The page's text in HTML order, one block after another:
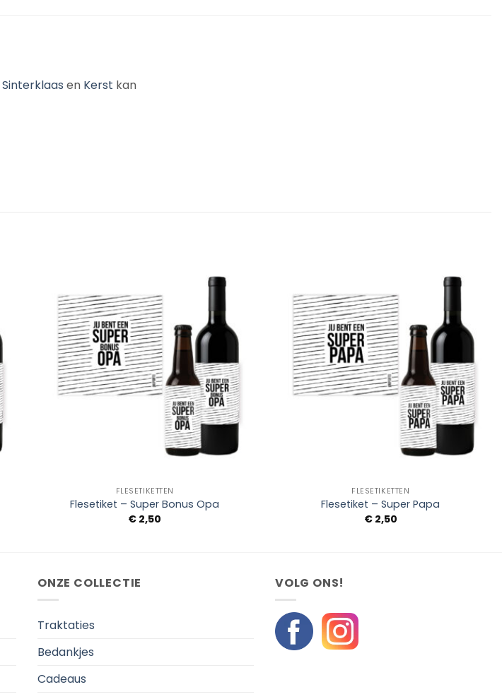
Sinterklaas en Kerst kan
FLESETIKETTEN
Flesetiket – Super Bonus Opa
€ 2,50
FLESETIKETTEN
Flesetiket – Super Papa
€2,50
ONZE COLLECTIE
Traktaties
Bedankjes
Cadeaus
VOLG ONS!